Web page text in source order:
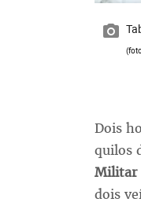
Dois
quilos
Militar
dois